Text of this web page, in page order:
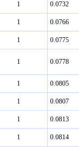
1 0.0732
1 0.0766
1 0.0775
1 0.0778
1 0.0805
1 0.0807
1 0.0813
1 0.0814